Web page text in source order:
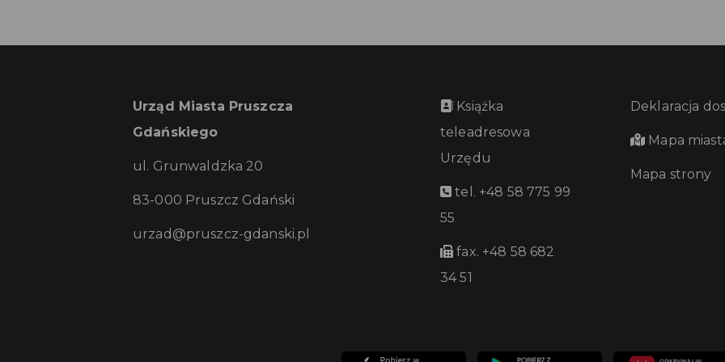
Urząd Miasta Pruszcza
Gdańskiego
ul. Grunwaldzka 20
83-000 Pruszcz Gdański
urzad@pruszcz-gdanski.pl
Książka
teleadresowa
Urzędu
tel. +48 58 775 99
55
fax. +48 58 682
34 51
Deklaracja
Mapa
Mapa strony